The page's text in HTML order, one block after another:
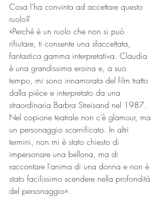
Cosa l’ha convinta ad accettare questo
ruolo?
«Perché è un ruolo che non si può
rifiutare, ti consente una sfaccettata,
fantastica gamma interpretativa. Claudia
è una grandissima eroina e, a suo
tempo, mi sono innamorata del film tratto
dalla pièce e interpretato da una
straordinaria Barbra Streisand nel 1987.
Nel copione teatrale non c’è glamour, ma
un personaggio scarnificato. In altri
termini, non mi è stato chiesto di
impersonare una bellona, ma di
raccontare l’anima di una donna e non è
stato facilissimo scendere nella profondità
del personaggio».